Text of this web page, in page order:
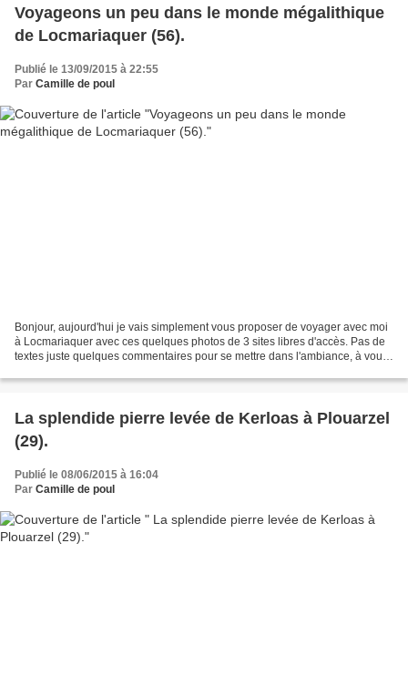
Voyageons un peu dans le monde mégalithique
de Locmariaquer (56).
Publié le 13/09/2015 à 22:55
Par Camille de poul
Bonjour, aujourd'hui je vais simplement vous proposer de voyager avec moi
à Locmariaquer avec ces quelques photos de 3 sites libres d'accès. Pas de
textes juste quelques commentaires pour se mettre dans l'ambiance, à vous
La splendide pierre levée de Kerloas à Plouarzel
(29).
Publié le 08/06/2015 à 16:04
Par Camille de poul